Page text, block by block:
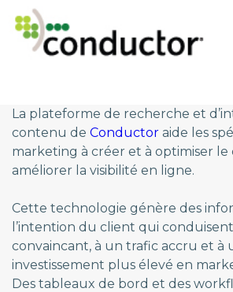
La plateforme de recherche et
contenu de Conductor aide les
marketing à créer et à optimiser
améliorer la visibilité en ligne.
Cette technologie génère des
l’intention du client qui
convaincant, à un trafic accru et à
investissement plus élevé en
Des tableaux de bord et des